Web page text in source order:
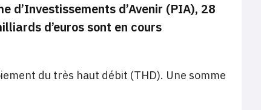
d’Investissements d’Avenir (PIA), 28
d’euros sont en cours
du très haut débit (THD). Une somme